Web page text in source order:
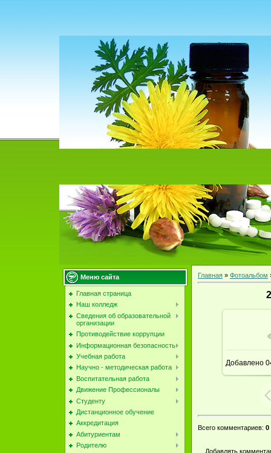
Меню сайта
Главная страница
Наш колледж
Сведения об образовательной
организации
Противодействие коррупции
Информационная безопасность
Учебная работа
Научно - методическая работа
Воспитательная работа
Движение Профессионалы
Студенту
Дистанционное обучение
Аккредитация
Абитуриентам
Родителю
Главная » Фотоальбом
В
Добавлено
Всего комментариев: 0
Добавлять